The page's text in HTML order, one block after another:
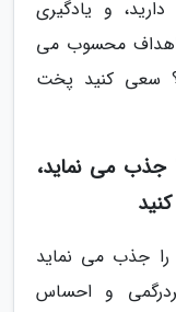
و یادگیری
اهداف محسوب می
سعی کنید پخت
جذب می نماید،
جذب می نماید
و احساس